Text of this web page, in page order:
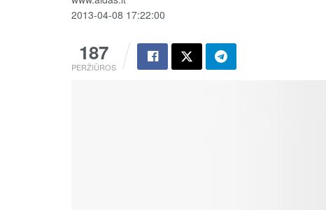
2013-04-08 17:22:00
187
PERŽIŪROS